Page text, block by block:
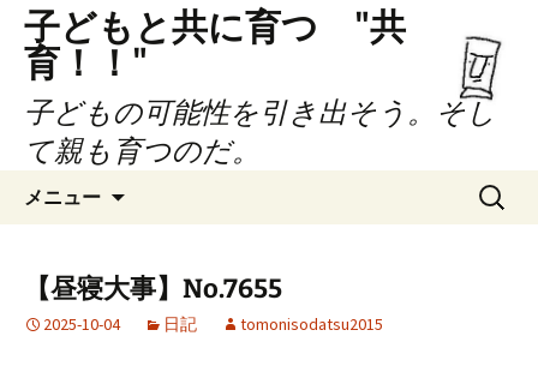
子どもと共に育つ "共
育！！"
子どもの可能性を引き出そう。そし
て親も育つのだ。
メニュー
ン
ツ
検
索:
【昼寝大事】No.7655
2025-10-04 日記 tomonisodatsu2015